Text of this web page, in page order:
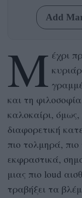
Add
Μ έχρι
και τη
καλοκαίρι,
διαφορετική
πιο τολμηρά,
εκφραστικά,
μιας πιο loud
τραβήξει τα